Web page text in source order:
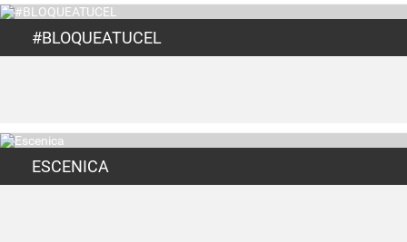
#BLOQUEATUCEL
ESCENICA